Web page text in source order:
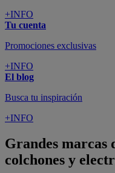
+INFO
Tu cuenta
Promociones exclusivas
+INFO
El blog
Busca tu inspiración
+INFO
Grandes marcas
colchones y